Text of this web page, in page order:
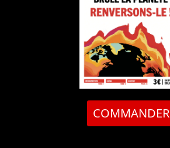
COMMANDER